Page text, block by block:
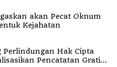
Pecat Oknum
Kejahatan
Hak Cipta
Pencatatan Gratis